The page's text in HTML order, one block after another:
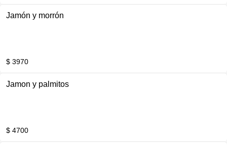
Jamón y morrón
$ 3970
Jamon y palmitos
$ 4700